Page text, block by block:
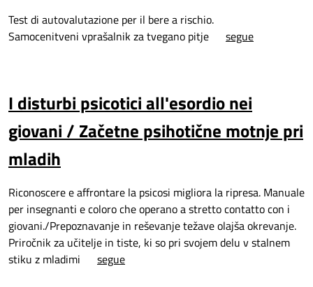
Test di autovalutazione per il bere a rischio.
Samocenitveni vprašalnik za tvegano pitje
segue
I disturbi psicotici all'esordio nei
giovani / Začetne psihotične motnje pri
mladih
Riconoscere e affrontare la psicosi migliora la ripresa. Manuale
per insegnanti e coloro che operano a stretto contatto con i
giovani./Prepoznavanje in reševanje težave olajša okrevanje.
Priročnik za učitelje in tiste, ki so pri svojem delu v stalnem
stiku z mladimi
segue